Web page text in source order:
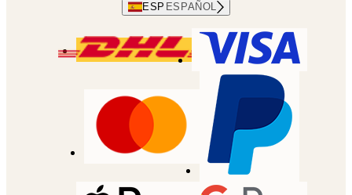
ESP ESPAÑOL